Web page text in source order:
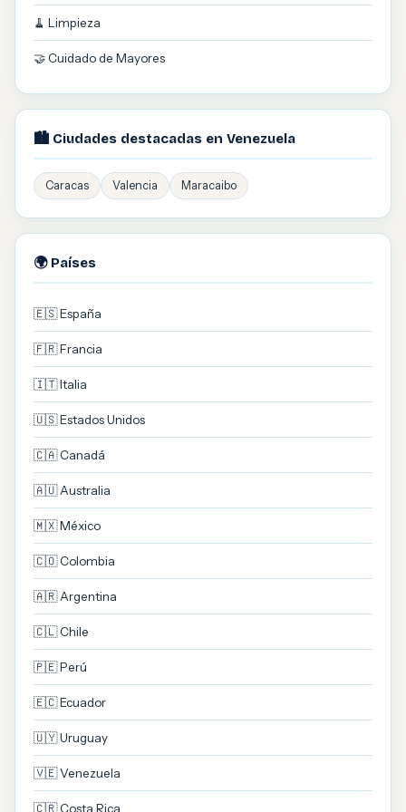
🧹 Limpieza
🤝 Cuidado de Mayores
🏙️ Ciudades destacadas en Venezuela
Caracas Valencia Maracaibo
🌍 Países
🇪🇸 España
🇫🇷 Francia
🇮🇹 Italia
🇺🇸 Estados Unidos
🇨🇦 Canadá
🇦🇺 Australia
🇲🇽 México
🇨🇴 Colombia
🇦🇷 Argentina
🇨🇱 Chile
🇵🇪 Perú
🇪🇨 Ecuador
🇺🇾 Uruguay
🇻🇪 Venezuela
🇨🇷 Costa Rica